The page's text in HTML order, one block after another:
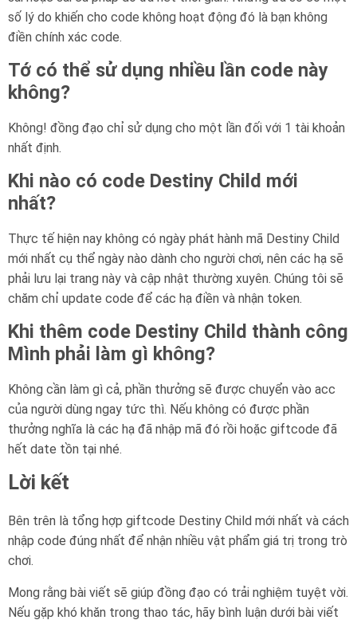
số lý do khiến cho code không hoạt động đó là bạn không
điền chính xác code.
Tớ có thể sử dụng nhiều lần code này
không?
Không! đồng đạo chỉ sử dụng cho một lần đối với 1 tài khoản
nhất định.
Khi nào có code Destiny Child mới
nhất?
Thực tế hiện nay không có ngày phát hành mã Destiny Child
mới nhất cụ thể ngày nào dành cho người chơi, nên các hạ sẽ
phải lưu lại trang này và cập nhật thường xuyên. Chúng tôi sẽ
chăm chỉ update code để các hạ điền và nhận token.
Khi thêm code Destiny Child thành công
Mình phải làm gì không?
Không cần làm gì cả, phần thưởng sẽ được chuyển vào acc
của người dùng ngay tức thì. Nếu không có được phần
thưởng nghĩa là các hạ đã nhập mã đó rồi hoặc giftcode đã
hết date tồn tại nhé.
Lời kết
Bên trên là tổng hợp giftcode Destiny Child mới nhất và cách
nhập code đúng nhất để nhận nhiều vật phẩm giá trị trong trò
chơi.
Mong rằng bài viết sẽ giúp đồng đạo có trải nghiệm tuyệt vời.
Nếu gặp khó khăn trong thao tác, hãy bình luận dưới bài viết